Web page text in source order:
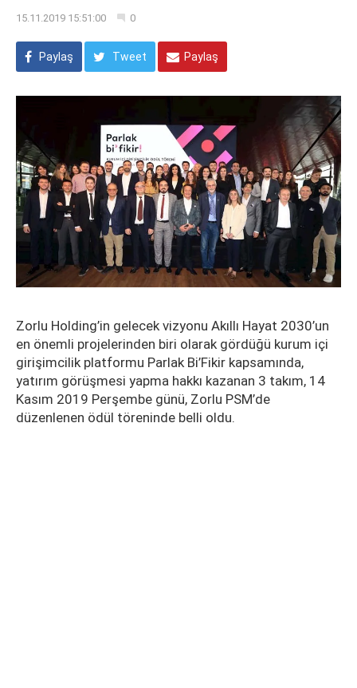
15.11.2019 15:51:00 0
Paylaş Tweet Paylaş
Zorlu Holding’in gelecek vizyonu Akıllı Hayat 2030’un
en önemli projelerinden biri olarak gördüğü kurum içi
girişimcilik platformu Parlak Bi’Fikir kapsamında,
yatırım görüşmesi yapma hakkı kazanan 3 takım, 14
Kasım 2019 Perşembe günü, Zorlu PSM’de
düzenlenen ödül töreninde belli oldu.